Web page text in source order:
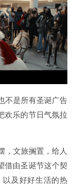
不是所有圣诞广告
欢乐的节日气氛拉
，文旅搁置，给人
借由圣诞节这个契
及好好生活的热